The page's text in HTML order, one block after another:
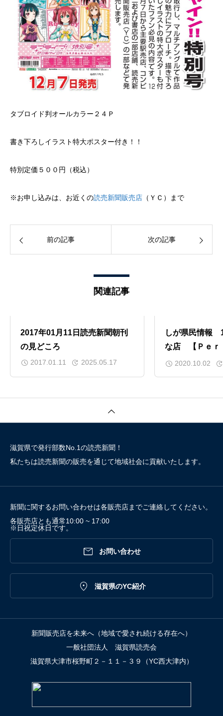
タブロイド判オールカラー２４Ｐ
書き下ろしイラスト特大ポスター付き！！
特別定価５００円（税込）
※お申し込みは、お近くの読売新聞販売店 （ＹＣ）まで
前の記事 次の記事
関連記事
2017年01月11日読売新聞朝刊
の見どころ
2017.01.11 2025.05.17
しが県民情報
な店 【Ｐｅ
ｔｓ（草津）】
2020.10.02
滋賀県で発行部数No.1の読売新聞！
私たちは読売新聞の販売を通じて地域社会に貢献いたします。
新聞に関するお問い合わせは各販売店までご連絡してください。
各販売店とも通常10:00 ~ 17:00
※日祝定休日です。
 お問い合わせ
 滋賀県のYC紹介
新聞販売店を未来へ（地域で愛され続ける存在へ）
一般社団法人 滋賀県読売会
滋賀県大津市桜野町２－１１－３９（YC西大津内）